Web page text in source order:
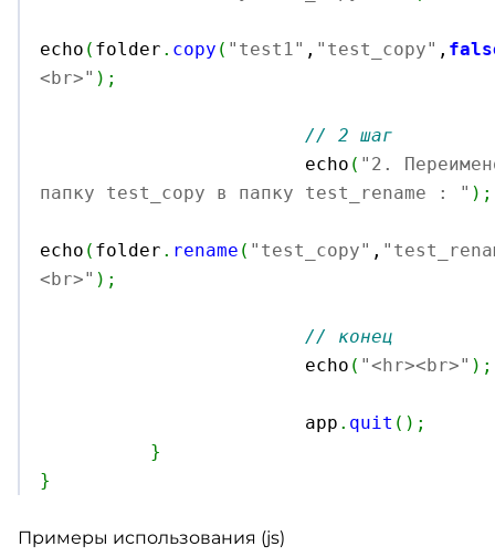
echo ( folder . copy ( "test1" , "test_copy" ,
<br>" ) ;
// 2 шаг
			echo
( "2.
папку test_copy в папку test_rename : " ) ;
echo ( folder . rename ( "test_copy" ,
<br>" ) ;
// конец
			echo
( "<hr><br>" ) ;
			app
. quit ( ) ;
}
}
Примеры использования (js)